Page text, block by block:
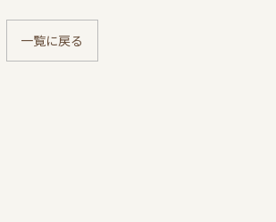
一覧に戻る